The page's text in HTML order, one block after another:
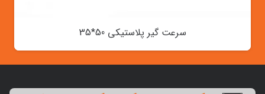
سرعت گیر پلاستیکی 50*35